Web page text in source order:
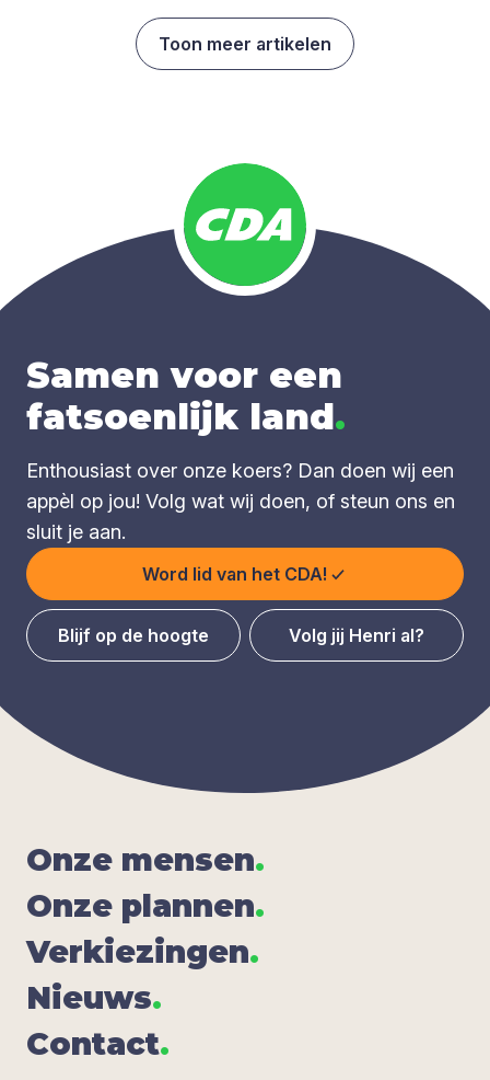
Toon meer artikelen
Samen voor een
fatsoenlijk land.
Enthousiast over onze koers? Dan doen wij een
appèl op jou! Volg wat wij doen, of steun ons en
sluit je aan.
Word lid van het CDA!
Blijf op de hoogte Volg jij Henri al?
Onze men­sen.
Onze plan­nen.
Ver­kie­zin­gen.
Nieuws.
Con­tact.